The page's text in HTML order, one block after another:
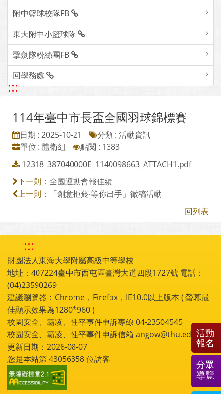
附中籃球校隊FB
東大附中小籃球隊
擊劍隊粉絲團FB
回學務處
:::
114年臺中市長盃全國羽球錦標賽
日期 : 2025-10-21
分類 : 活動資訊
單位 : 體衛組
點閱 : 1383
12318_387040000E_1140098663_ATTACH1.pdf
下一則： 全國運動會報佳績
上一則：
「創意拒菸‧等你出手」徵稿活動
回列表
:::
財團法人東海大學附屬高級中等學校
地址：407224臺中市西屯區臺灣大道四段1727號 電話：
(04)23590269
建議瀏覽器：Chrome，Firefox，IE10.0以上版本 ( 螢幕最
佳顯示效果為1280*960 )
校園安全、霸凌、性平事件申訴專線 04-23504545
校園安全、霸凌、性平事件申訴信箱 angow@thu.edu.tw
更新日期：2026-08-07
您是本站第43056358位訪客
活動
報名
分眾
導覽